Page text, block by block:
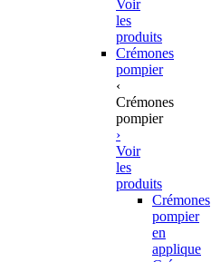
Voir
les
produits
Crémones
pompier
‹
Crémones
pompier
›
Voir
les
produits
Crémones
pompier
en
applique